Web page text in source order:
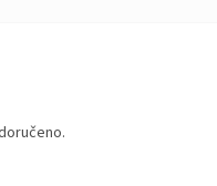
je 5 z 5 hvězdiček.